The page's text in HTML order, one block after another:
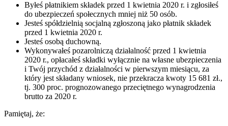
Byłeś płatnikiem składek przed 1 kwietnia 2020 r. i zgłosiłeś
do ubezpieczeń społecznych mniej niż 50 osób.
Jesteś spółdzielnią socjalną zgłoszoną jako płatnik składek
przed 1 kwietnia 2020 r.
Jesteś osobą duchowną.
Wykonywałeś pozarolniczą działalność przed 1 kwietnia
2020 r., opłacałeś składki wyłącznie na własne ubezpieczenia
i Twój przychód z działalności w pierwszym miesiącu, za
który jest składany wniosek, nie przekracza kwoty 15 681 zł.,
tj. 300 proc. prognozowanego przeciętnego wynagrodzenia
brutto za 2020 r.
Pamiętaj, że: